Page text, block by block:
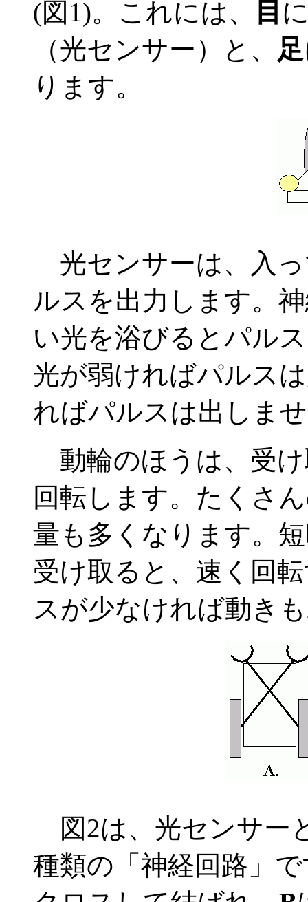
(図1)。これには、
目
（光センサー）と、 足
ります。
光センサーは、入
ルスを出力します。
い光を浴びるとパル
光が弱ければパルス
ればパルスは出しま
動輪のほうは、受
回転します。たくさ
量も多くなります。
受け取ると、速く回
スが少なければ動き
図2は、光センサー
種類の「神経回路」